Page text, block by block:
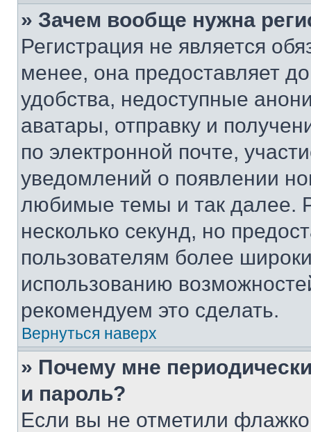
» Зачем вообще нужна
Регистрация не является
менее, она предоставляет
удобства, недоступные
аватары, отправку и
по электронной почте,
уведомлений о появлении
любимые темы и так далее.
несколько секунд, но
пользователям более
использованию
рекомендуем это сделать.
Вернуться наверх
» Почему мне
и пароль?
Если вы не отметили